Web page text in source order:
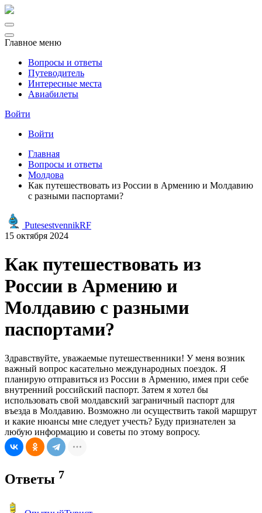
Главное меню
Вопросы и ответы
Путеводитель
Интересные места
Авиабилеты
Войти
Войти
Главная
Вопросы и ответы
Молдова
Как путешествовать из России в Армению и Молдавию
с разными паспортами?
PutesestvennikRF
15 октября 2024
Как путешествовать из
России в Армению и
Молдавию с разными
паспортами?
Здравствуйте, уважаемые путешественники! У меня возник
важный вопрос касательно международных поездок. Я
планирую отправиться из России в Армению, имея при себе
внутренний российский паспорт. Затем я хотел бы
использовать свой молдавский заграничный паспорт для
въезда в Молдавию. Возможно ли осуществить такой маршрут
и какие нюансы мне следует учесть? Буду признателен за
любую информацию и советы по этому вопросу.
Ответы 7